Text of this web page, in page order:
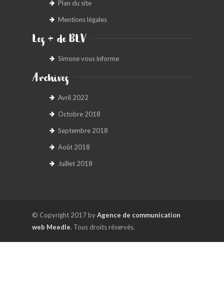
Plan du site
Mentions légales
Les + de BLV
Simone vous informe
Archives
Avril 2022
Octobre 2018
Septembre 2018
Août 2018
Juillet 2018
© Copyright 2017 byAgence de communication
web Meedle. Tous droits réservés.